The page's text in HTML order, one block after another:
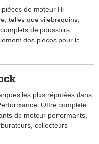
pièces de moteur Hi
telles que vilebrequins,
de poussoirs.
des pièces pour la
les plus réputées dans
Offre complète
de moteur performants,
collecteurs